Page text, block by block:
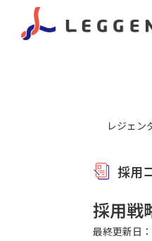
レジェン
採用
採用戦
最終更新日